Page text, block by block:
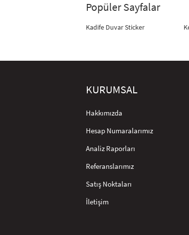
Popüler Sayfalar
Kadife Duvar Sticker
KURUMSAL
Hakkımızda
Hesap Numaralarımız
Analiz Raporları
Referanslarımız
Satış Noktaları
İletişim